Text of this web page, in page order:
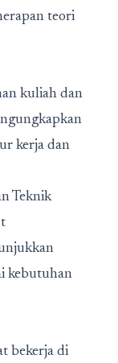
teori
kuliah dan
kerja dan
Teknik
kebutuhan
bekerja di